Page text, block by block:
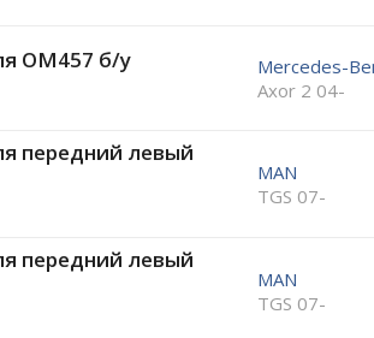
OM457 б/у
Mercedes-
Axor 2 04-
передний левый
MAN
TGS 07-
передний левый
MAN
TGS 07-